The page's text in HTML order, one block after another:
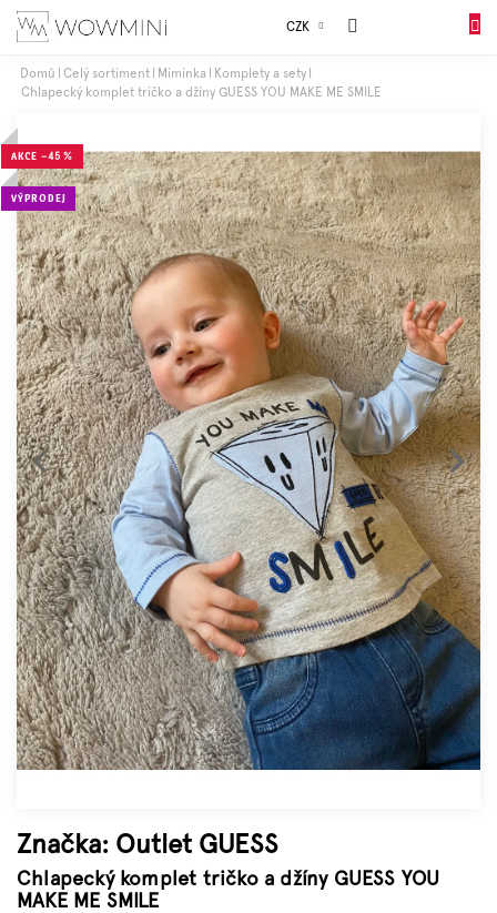
Přejít
CZK
Sales
Dívky
Chlapci
Celý
sortiment
Obuv
Doplňky
Dárkové
balení
Značky
Měna
(CZK)
Přihlášení
Domů Celý sortiment Miminka
Komplety a sety
Chlapecký komplet tričko a džíny GUESS YOU MAKE ME SMILE
Značka: Outlet GUESS
Chlapecký komplet tričko a džíny GUESS YOU
MAKE ME SMILE
AKCE –45 %
VÝPRODEJ